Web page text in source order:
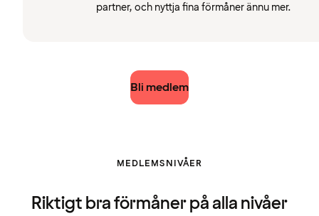
partner, och nyttja fina förmåner ännu mer.
Bli medlem
MEDLEMSNIVÅER
Riktigt bra förmåner på alla nivåer